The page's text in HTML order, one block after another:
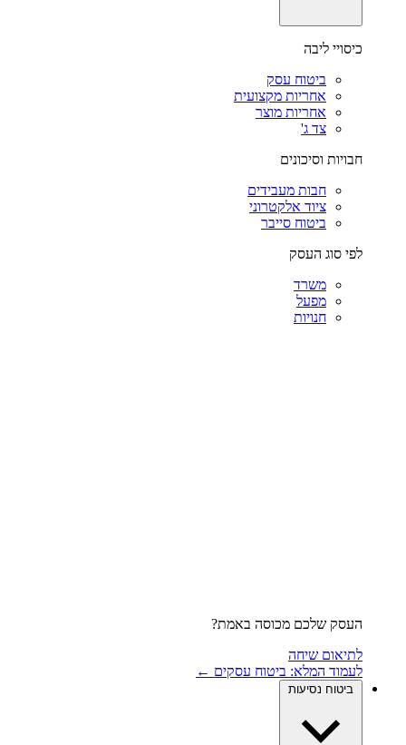
כיסויי ליבה
ביטוח עסק
אחריות מקצועית
אחריות מוצר
צד ג'
חבויות וסיכונים
חבות מעבידים
ציוד אלקטרוני
ביטוח סייבר
לפי סוג העסק
משרד
מפעל
חנויות
העסק שלכם מכוסה באמת?
לתיאום שיחה
לעמוד המלא: ביטוח עסקים ←
ביטוח נסיעות